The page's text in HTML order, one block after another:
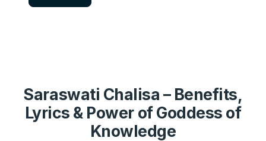
Saraswati Chalisa – Benefits,
Lyrics & Power of Goddess of
Knowledge